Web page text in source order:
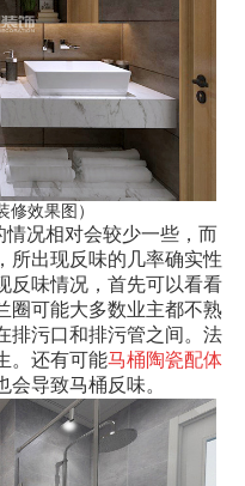
修效果图）
况相对会较少一些，而
所出现反味的几率确实性
反味情况，首先可以看看
圈可能大多数业主都不熟
排污口和排污管之间。法
。还有可能马桶陶瓷配体
会导致马桶反味。